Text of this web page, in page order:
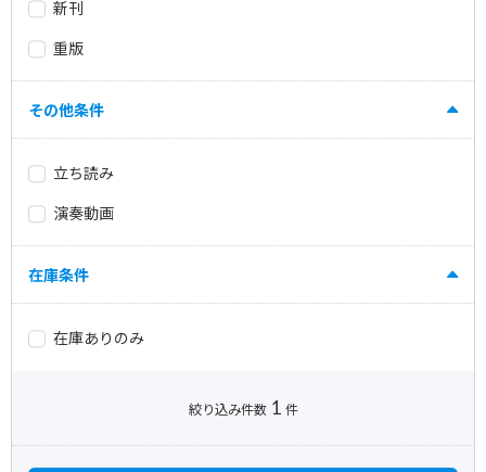
新刊
重版
その他条件
立ち読み
演奏動画
在庫条件
在庫ありのみ
絞り込み件数 1 件